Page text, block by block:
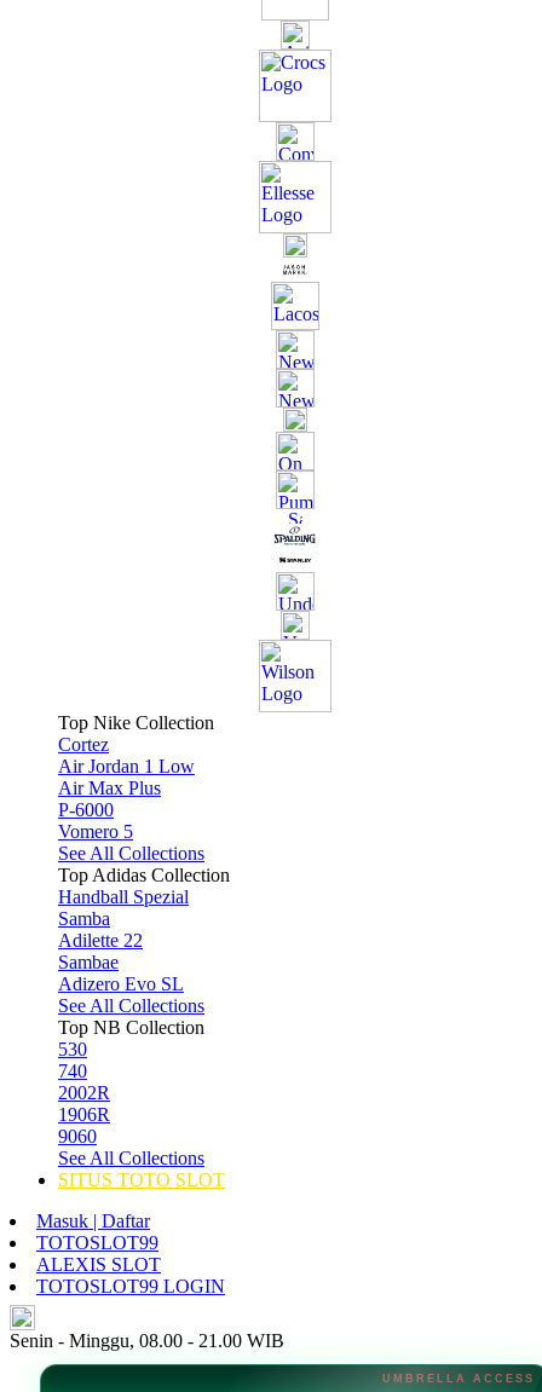
Top Nike Collection
Cortez
Air Jordan 1 Low
Air Max Plus
P-6000
Vomero 5
See All Collections
Top Adidas Collection
Handball Spezial
Samba
Adilette 22
Sambae
Adizero Evo SL
See All Collections
Top NB Collection
530
740
2002R
1906R
9060
See All Collections
SITUS TOTO SLOT
Masuk | Daftar
TOTOSLOT99
ALEXIS SLOT
TOTOSLOT99 LOGIN
Senin - Minggu, 08.00 - 21.00 WIB